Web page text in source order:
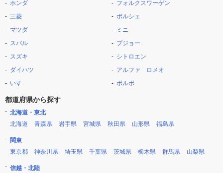
ホンダ
三菱
マツダ
スバル
スズキ
ダイハツ
いすゞ
フォルクスワーゲン
ポルシェ
ミニ
プジョー
シトロエン
アルファ ロメオ
ボルボ
都道府県から探す
北海道・東北
北海道
青森県 岩手県 宮城県 秋田県 山形県 福島県
関東
東京都
神奈川県 埼玉県 千葉県 茨城県 栃木県 群馬県 山梨県
信越・北陸